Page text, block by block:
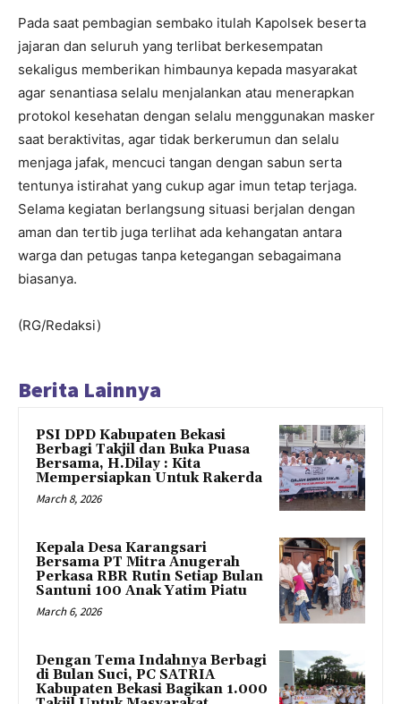
Pada saat pembagian sembako itulah Kapolsek beserta
jajaran dan seluruh yang terlibat berkesempatan
sekaligus memberikan himbaunya kepada masyarakat
agar senantiasa selalu menjalankan atau menerapkan
protokol kesehatan dengan selalu menggunakan masker
saat beraktivitas, agar tidak berkerumun dan selalu
menjaga jafak, mencuci tangan dengan sabun serta
tentunya istirahat yang cukup agar imun tetap terjaga.
Selama kegiatan berlangsung situasi berjalan dengan
aman dan tertib juga terlihat ada kehangatan antara
warga dan petugas tanpa ketegangan sebagaimana
biasanya.
(RG/Redaksi)
Berita Lainnya
PSI DPD Kabupaten Bekasi
Berbagi Takjil dan Buka Puasa
Bersama, H.Dilay : Kita
Mempersiapkan Untuk Rakerda
March 8, 2026
Kepala Desa Karangsari
Bersama PT Mitra Anugerah
Perkasa RBR Rutin Setiap Bulan
Santuni 100 Anak Yatim Piatu
March 6, 2026
Dengan Tema Indahnya Berbagi
di Bulan Suci, PC SATRIA
Kabupaten Bekasi Bagikan 1.000